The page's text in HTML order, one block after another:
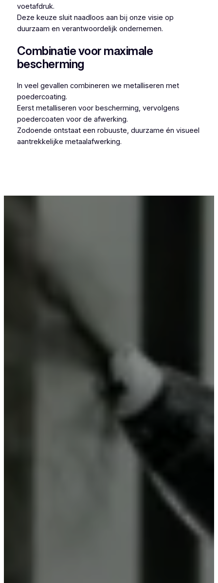
voetafdruk.
Deze keuze sluit naadloos aan bij onze visie op
duurzaam en verantwoordelijk ondernemen.
Combinatie voor maximale
bescherming
In veel gevallen combineren we metalliseren met
poedercoating.
Eerst metalliseren voor bescherming, vervolgens
poedercoaten voor de afwerking.
Zodoende ontstaat een robuuste, duurzame én visueel
aantrekkelijke metaalafwerking.